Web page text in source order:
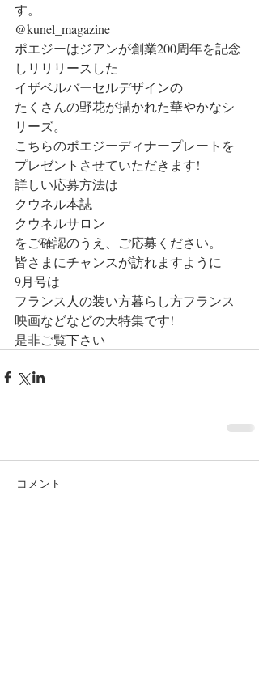
す。
@kunel_magazine
ポエジーはジアンが創業200周年を記念
しリリリースした
イザベルバーセルデザインの
たくさんの野花が描かれた華やかなシ
リーズ。
こちらのポエジーディナープレートを
プレゼントさせていただきます!
詳しい応募方法は
クウネル本誌
クウネルサロン
をご確認のうえ、ご応募ください。
皆さまにチャンスが訪れますように
9月号は
フランス人の装い方暮らし方フランス
映画などなどの大特集です!
是非ご覧下さい
コメント